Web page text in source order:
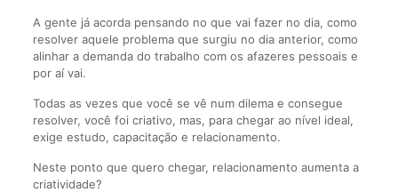
A gente já acorda pensando no que vai fazer no dia, como
resolver aquele problema que surgiu no dia anterior, como
alinhar a demanda do trabalho com os afazeres pessoais e
por aí vai.
Todas as vezes que você se vê num dilema e consegue
resolver, você foi criativo, mas, para chegar ao nível ideal,
exige estudo, capacitação e relacionamento.
Neste ponto que quero chegar, relacionamento aumenta a
criatividade?